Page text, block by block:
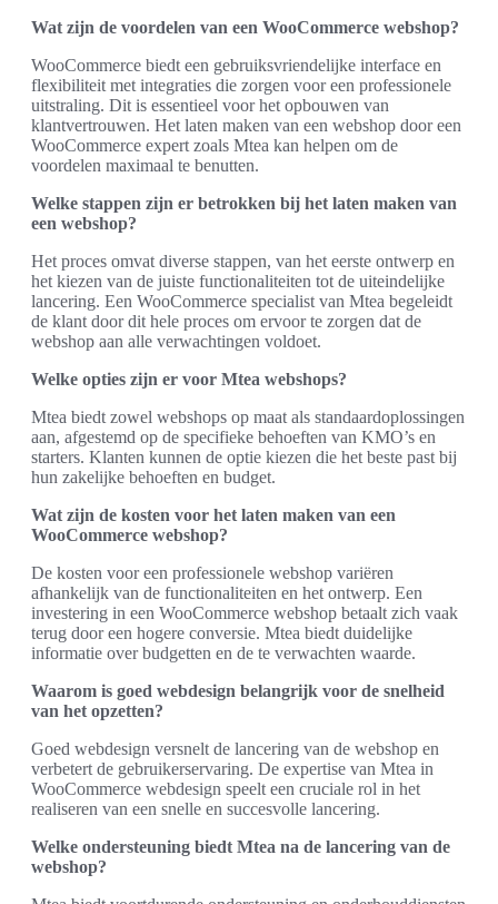
Wat zijn de voordelen van een WooCommerce webshop?
WooCommerce biedt een gebruiksvriendelijke interface en
flexibiliteit met integraties die zorgen voor een professionele
uitstraling. Dit is essentieel voor het opbouwen van
klantvertrouwen. Het laten maken van een webshop door een
WooCommerce expert zoals Mtea kan helpen om de
voordelen maximaal te benutten.
Welke stappen zijn er betrokken bij het laten maken van
een webshop?
Het proces omvat diverse stappen, van het eerste ontwerp en
het kiezen van de juiste functionaliteiten tot de uiteindelijke
lancering. Een WooCommerce specialist van Mtea begeleidt
de klant door dit hele proces om ervoor te zorgen dat de
webshop aan alle verwachtingen voldoet.
Welke opties zijn er voor Mtea webshops?
Mtea biedt zowel webshops op maat als standaardoplossingen
aan, afgestemd op de specifieke behoeften van KMO’s en
starters. Klanten kunnen de optie kiezen die het beste past bij
hun zakelijke behoeften en budget.
Wat zijn de kosten voor het laten maken van een
WooCommerce webshop?
De kosten voor een professionele webshop variëren
afhankelijk van de functionaliteiten en het ontwerp. Een
investering in een WooCommerce webshop betaalt zich vaak
terug door een hogere conversie. Mtea biedt duidelijke
informatie over budgetten en de te verwachten waarde.
Waarom is goed webdesign belangrijk voor de snelheid
van het opzetten?
Goed webdesign versnelt de lancering van de webshop en
verbetert de gebruikerservaring. De expertise van Mtea in
WooCommerce webdesign speelt een cruciale rol in het
realiseren van een snelle en succesvolle lancering.
Welke ondersteuning biedt Mtea na de lancering van de
webshop?